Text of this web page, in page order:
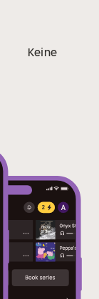
Keine